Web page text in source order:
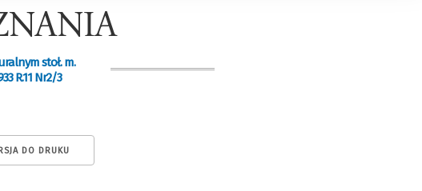
stoł. m.
R.11 Nr2/3
DO DRUKU